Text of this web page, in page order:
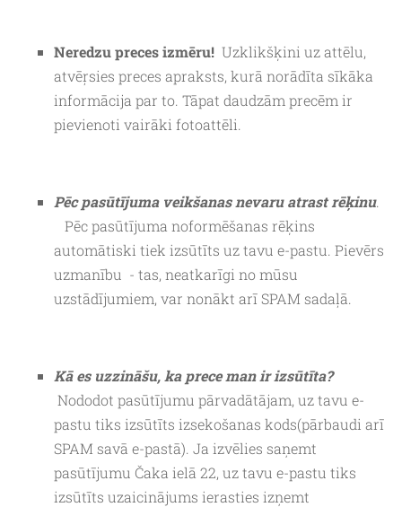
Neredzu preces izmēru! Uzklikšķini uz attēlu,
atvēŗsies preces apraksts, kurā norādīta sīkāka
informācija par to. Tāpat daudzām precēm ir
pievienoti vairāki fotoattēli.
Pēc pasūtījuma veikšanas nevaru atrast rēķinu.
Pēc pasūtījuma noformēšanas rēķins
automātiski tiek izsūtīts uz tavu e-pastu. Pievērs
uzmanību - tas, neatkarīgi no mūsu
uzstādījumiem, var nonākt arī SPAM sadaļā.
Kā es uzzināšu, ka prece man ir izsūtīta?
Nododot pasūtījumu pārvadātājam, uz tavu e-
pastu tiks izsūtīts izsekošanas kods(pārbaudi arī
SPAM savā e-pastā). Ja izvēlies saņemt
pasūtījumu Čaka ielā 22, uz tavu e-pastu tiks
izsūtīts uzaicinājums ierasties izņemt